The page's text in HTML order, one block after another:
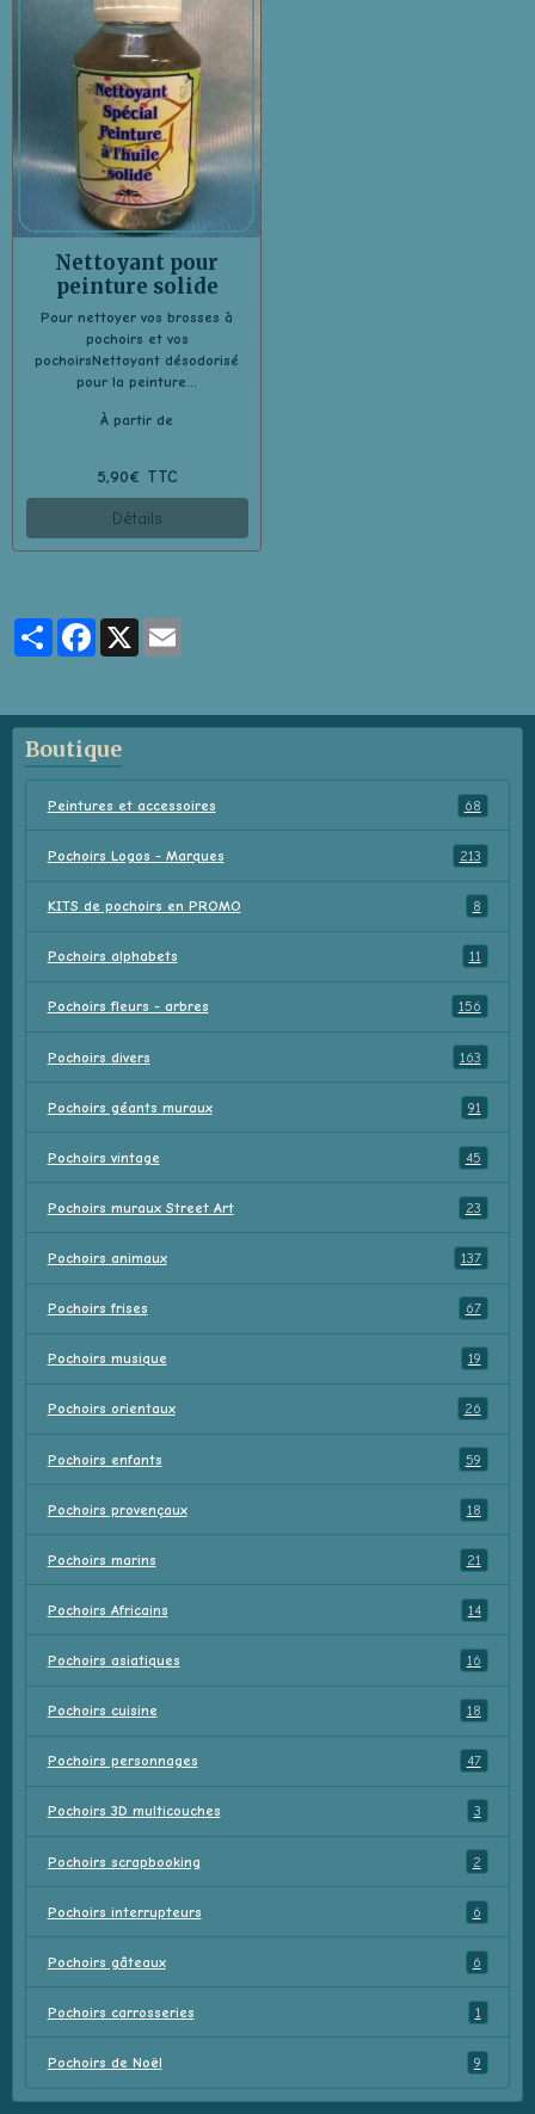
Nettoyant pour
peinture solide
Pour nettoyer vos brosses à
pochoirs et vos
pochoirsNettoyant désodorisé
pour la peinture...
À partir de
5,90€ TTC
Détails
PartagerFacebook
Boutique
Peintures et accessoires 68
Pochoirs Logos - Marques 213
KITS de pochoirs en PROMO 8
Pochoirs alphabets 11
Pochoirs fleurs - arbres 156
Pochoirs divers 163
Pochoirs géants muraux 91
Pochoirs vintage 45
Pochoirs muraux Street Art 23
Pochoirs animaux 137
Pochoirs frises 67
Pochoirs musique 19
Pochoirs orientaux 26
Pochoirs enfants 59
Pochoirs provençaux 18
Pochoirs marins 21
Pochoirs Africains 14
Pochoirs asiatiques 16
Pochoirs cuisine 18
Pochoirs personnages 47
Pochoirs 3D multicouches 3
Pochoirs scrapbooking 2
Pochoirs interrupteurs 6
Pochoirs gâteaux 6
Pochoirs carrosseries 1
Pochoirs de Noël 9